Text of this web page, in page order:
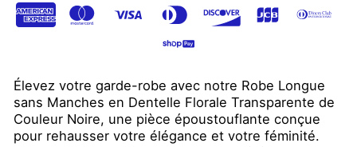
Élevez votre garde-robe avec notre Robe Longue
sans Manches en Dentelle Florale Transparente de
Couleur Noire, une pièce époustouflante conçue
pour rehausser votre élégance et votre féminité.